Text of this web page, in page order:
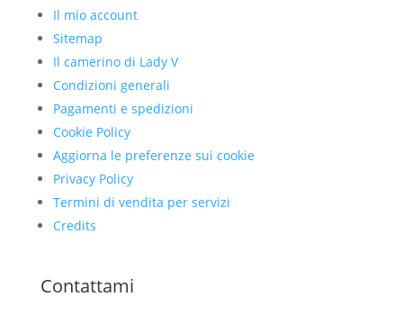
Il mio account
Sitemap
Il camerino di Lady V
Condizioni generali
Pagamenti e spedizioni
Cookie Policy
Aggiorna le preferenze sui cookie
Privacy Policy
Termini di vendita per servizi
Credits
Contattami